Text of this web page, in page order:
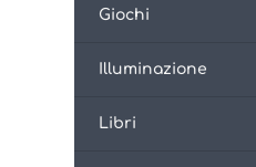
Giochi
Illuminazione
Libri